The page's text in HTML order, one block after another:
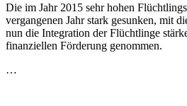
Die im Jahr 2015 sehr hohen
vergangenen Jahr stark gesunken, mit
nun die Integration der Flüchtlinge
finanziellen Förderung genommen.
…